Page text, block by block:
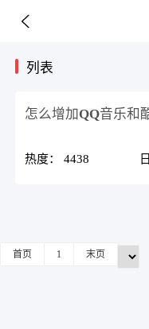
列表
怎么增加QQ音乐和
热度： 4438
首页 1 末页